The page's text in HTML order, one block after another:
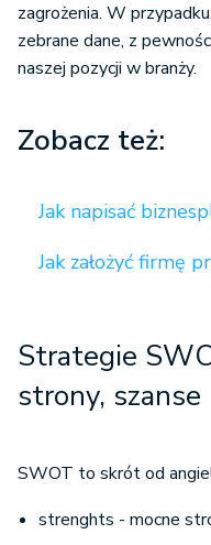
zagrożenia. W
zebrane dane, z
naszej pozycji w branży.
Zobacz też:
Jak napisać
Jak założyć firmę
Strategie
strony, szanse
SWOT to skrót od
strenghts - mocne